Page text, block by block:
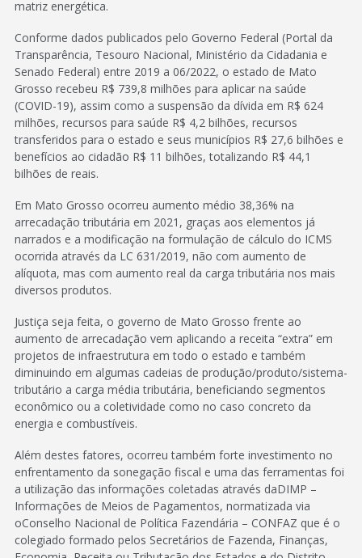
matriz energética.
Conforme dados publicados pelo Governo Federal (Portal da
Transparência, Tesouro Nacional, Ministério da Cidadania e
Senado Federal) entre 2019 a 06/2022, o estado de Mato
Grosso recebeu R$ 739,8 milhões para aplicar na saúde
(COVID-19), assim como a suspensão da dívida em R$ 624
milhões, recursos para saúde R$ 4,2 bilhões, recursos
transferidos para o estado e seus municípios R$ 27,6 bilhões e
benefícios ao cidadão R$ 11 bilhões, totalizando R$ 44,1
bilhões de reais.
Em Mato Grosso ocorreu aumento médio 38,36% na
arrecadação tributária em 2021, graças aos elementos já
narrados e a modificação na formulação de cálculo do ICMS
ocorrida através da LC 631/2019, não com aumento de
alíquota, mas com aumento real da carga tributária nos mais
diversos produtos.
Justiça seja feita, o governo de Mato Grosso frente ao
aumento de arrecadação vem aplicando a receita “extra” em
projetos de infraestrutura em todo o estado e também
diminuindo em algumas cadeias de produção/produto/sistema-
tributário a carga média tributária, beneficiando segmentos
econômico ou a coletividade como no caso concreto da
energia e combustíveis.
Além destes fatores, ocorreu também forte investimento no
enfrentamento da sonegação fiscal e uma das ferramentas foi
a utilização das informações coletadas através daDIMP –
Informações de Meios de Pagamentos, normatizada via
oConselho Nacional de Política Fazendária – CONFAZ que é o
colegiado formado pelos Secretários de Fazenda, Finanças,